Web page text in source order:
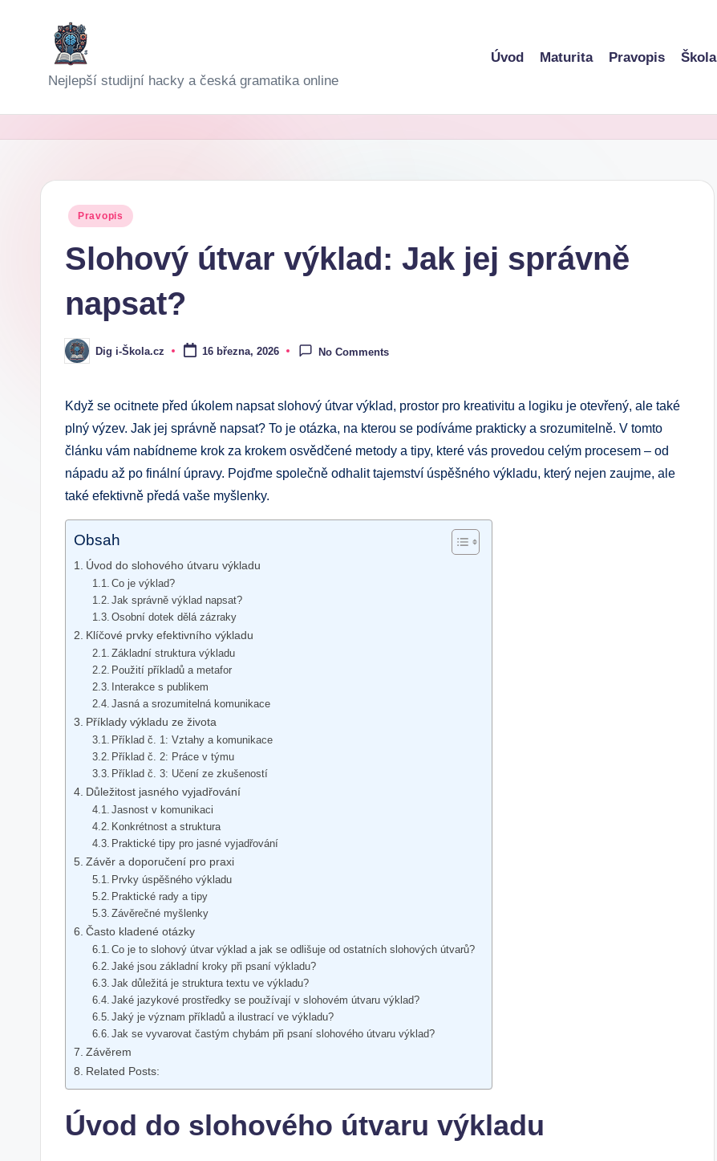
D
i
i-
Nejlepší studijní hacky a česká gramatika online
Úvod Maturita Pravopis Škola
Posted
Pravopis
Slohový útvar výklad: Jak jej správně
napsat?
Posted
by
Dig i-Škola.cz 16 března, 2026 No Comments
Když se ocitnete před úkolem napsat slohový útvar výklad, prostor pro kreativitu a logiku je otevřený, ale také
plný výzev. Jak jej správně napsat? To je otázka, na kterou se podíváme prakticky a srozumitelně. V tomto
článku vám nabídneme krok za krokem osvědčené metody a tipy, které vás provedou celým procesem – od
nápadu až po finální úpravy. Pojďme společně odhalit tajemství úspěšného výkladu, který nejen zaujme, ale
také efektivně předá vaše myšlenky.
Obsah
Úvod do slohového útvaru výkladu
Co je výklad?
Jak správně výklad napsat?
Osobní dotek dělá zázraky
Klíčové prvky efektivního výkladu
Základní struktura výkladu
Použití příkladů a metafor
Interakce s publikem
Jasná a srozumitelná komunikace
Příklady výkladu ze života
Příklad č. 1: Vztahy a komunikace
Příklad č. 2: Práce v týmu
Příklad č. 3: Učení ze zkušeností
Důležitost jasného vyjadřování
Jasnost v komunikaci
Konkrétnost a struktura
Praktické tipy pro jasné vyjadřování
Závěr a doporučení pro praxi
Prvky úspěšného výkladu
Praktické rady a tipy
Závěrečné myšlenky
Často kladené otázky
Co je to slohový útvar výklad a jak se odlišuje od ostatních slohových útvarů?
Jaké jsou základní kroky při psaní výkladu?
Jak důležitá je struktura textu ve výkladu?
Jaké jazykové prostředky se používají v slohovém útvaru výklad?
Jaký je význam příkladů a ilustrací ve výkladu?
Jak se vyvarovat častým chybám při psaní slohového útvaru výklad?
Závěrem
Related Posts:
Úvod do slohového útvaru výkladu